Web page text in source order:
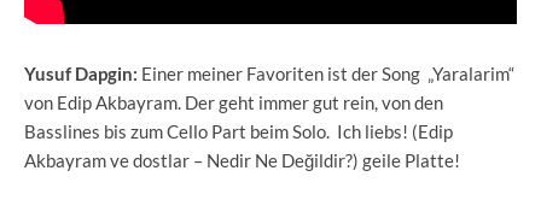
Yusuf Dapgin: Einer meiner Favoriten ist der Song „Yaralarim“
von Edip Akbayram. Der geht immer gut rein, von den
Basslines bis zum Cello Part beim Solo. Ich liebs! (Edip
Akbayram ve dostlar – Nedir Ne Değildir?) geile Platte!